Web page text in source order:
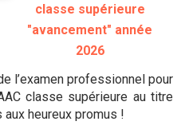
classe supérieure
"avancement" année
2026
l’examen professionnel pour
classe supérieure au titre
aux heureux promus !